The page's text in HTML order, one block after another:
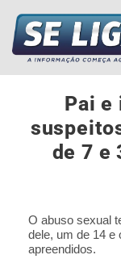
Pai e
de 7 e
O abuso sexual
dele, um de 14 e
apreendidos.